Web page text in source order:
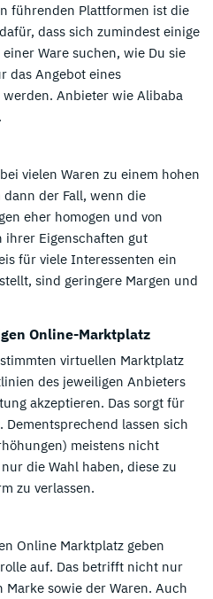
führenden Plattformen ist die
dass sich zumindest einige
Ware suchen, wie Du sie
das Angebot eines
Anbieter wie Alibaba
vielen Waren zu einem hohen
der Fall, wenn die
eher homogen und von
ihrer Eigenschaften gut
für viele Interessenten ein
sind geringere Margen und
Online-Marktplatz
virtuellen Marktplatz
des jeweiligen Anbieters
akzeptieren. Das sorgt für
lassen sich
meistens nicht
die Wahl haben, diese zu
zu verlassen.
Online Marktplatz geben
auf. Das betrifft nicht nur
sowie der Waren. Auch